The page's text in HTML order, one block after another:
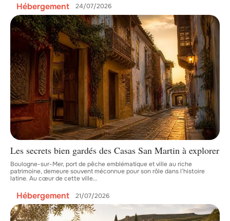
Hébergement 24/07/2026
Les secrets bien gardés des Casas San Martin à explorer
Boulogne-sur-Mer, port de pêche emblématique et ville au riche
patrimoine, demeure souvent méconnue pour son rôle dans l’histoire
latine. Au cœur de cette ville…
Hébergement 21/07/2026